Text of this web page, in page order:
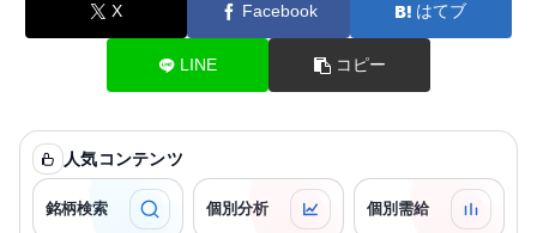
X Facebook はてブ
LINE コピー
人気コンテンツ
銘柄検索 個別分析 個別需給